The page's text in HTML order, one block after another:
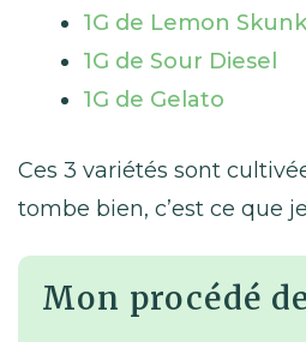
1G de Lemon
1G de Sour Diesel
1G de Gelato
Ces 3 variétés sont
tombe bien, c’est ce que
Mon procédé